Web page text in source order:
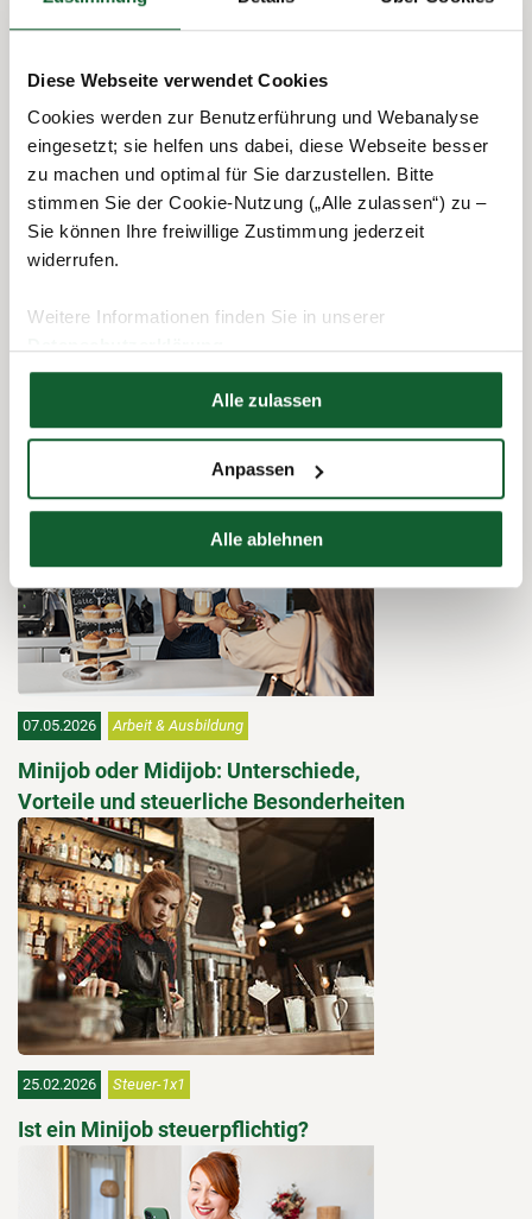
Diese Webseite verwendet Cookies
Cookies werden zur Benutzerführung und Webanalyse
eingesetzt; sie helfen uns dabei, diese Webseite besser
zu machen und optimal für Sie darzustellen. Bitte
stimmen Sie der Cookie-Nutzung („Alle zulassen“) zu –
Sie können Ihre freiwillige Zustimmung jederzeit
widerrufen.
Weitere Informationen finden Sie in unserer
Hier finden Sie unserImpressum
Alle zulassen
Anpassen
Alle ablehnen
Ferienjobs: Steuern und
Sozialversicherungsbeiträge
07.05.2026 Arbeit & Ausbildung
Minijob oder Midijob: Unterschiede,
Vorteile und steuerliche Besonderheiten
25.02.2026 Steuer-1x1
Ist ein Minijob steuerpflichtig?